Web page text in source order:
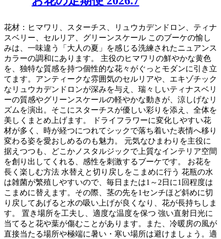
花材：ヒマワリ、スターチス、リュウカデンドロン、ティナ
スベリー、セルリア、グリーンスケール このブーケの愉し
みは、一味違う「大人の夏」を感じる洗練されたニュアンス
カラーの調和にあります。 主役のヒマワリの鮮やかな黄色
を、独特な質感を持つ個性的な花々がぐっとモダンに引き立
てます。アンティークな雰囲気のセルリアや、エキゾチック
なリュウカデンドロンが深みを与え、瑞々しいティナスベリ
ーの質感やグリーンスケールの軽やかな動きが、涼しげなリ
ズムを演出。そこにスターチスが優しい彩りを添え、全体を
美しくまとめ上げます。 ドライフラワーに変化しやすい花
材が多く、時が経つにつれてシックで落ち着いた表情へ移り
変わる姿を愛おしめるのも魅力。 元気なひまわりを主役に
据えつつも、どこかノスタルジックで上質なインテリア空間
を創り出してくれる、感性を刺激するブーケです。 お花を
長く楽しむ方法 水替えと切り戻しをこまめに行う 花瓶の水
は雑菌が繁殖しやすいので、毎日または1～2日に1回程度は
こまめに替えます。その際、茎の先を1センチほど斜めに切
り戻してあげると水の吸い上げが良くなり、花が長持ちしま
す。 置き場所を工夫し、適度な温度を保つ 強い直射日光に
当てると花や葉が傷むことがあります。また、冷暖房の風が
直接当たる場所や極端に暑い・寒い場所は避けましょう。適